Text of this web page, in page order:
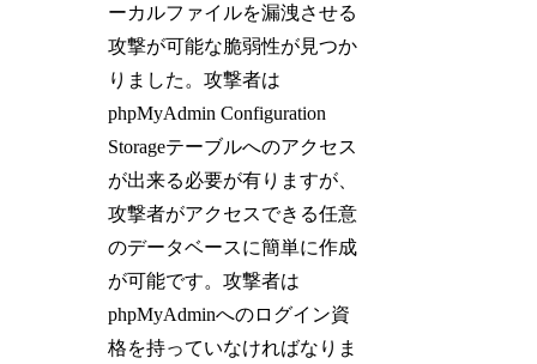
ーカルファイルを漏洩させる
攻撃が可能な脆弱性が見つか
りました。攻撃者は
phpMyAdmin Configuration
Storageテーブルへのアクセス
が出来る必要が有りますが、
攻撃者がアクセスできる任意
のデータベースに簡単に作成
が可能です。攻撃者は
phpMyAdminへのログイン資
格を持っていなければなりま